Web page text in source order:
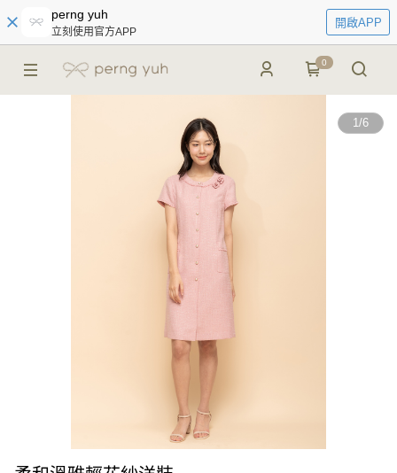
perng yuh
立刻使用官方APP
開啟APP
0
1/6